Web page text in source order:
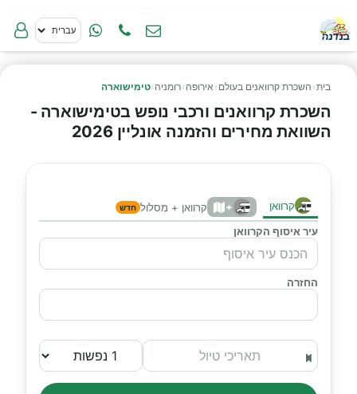
בית› השכרת קרוואנים בעולם › אירופה ›רומניה ›טימישוארה
השכרת קרוואנים ורכבי נופש בטימישוארה -
השוואת מחירים והזמנה אונליין 2026
קרוואן + קרוואן + מסלול חדש
עיר איסוף הקרוואן
החזרה